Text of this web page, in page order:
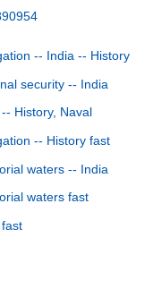
-- India -- History
security -- India
History, Naval
-- History fast
waters -- India
waters fast